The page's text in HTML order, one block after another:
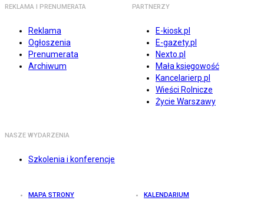
REKLAMA I PRENUMERATA
Reklama
Ogłoszenia
Prenumerata
Archiwum
PARTNERZY
E-kiosk.pl
E-gazety.pl
Nexto.pl
Mała księgowość
Kancelarierp.pl
Wieści Rolnicze
Życie Warszawy
NASZE WYDARZENIA
Szkolenia i konferencje
MAPA STRONY KALENDARIUM